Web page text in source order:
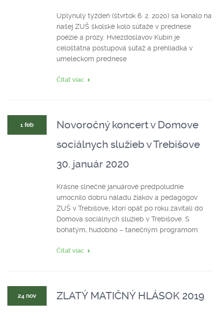
Uplynulý týždeň (štvrtok 6. 2. 2020) sa konalo na
našej ZUŠ školské kolo súťaže v prednese
poézie a prózy. Hviezdoslavov Kubín je
celoštátna postupová súťaž a prehliadka v
umeleckom prednese
Čitať viac
1 feb
Novoročný koncert v Domove
sociálnych služieb v Trebišove
30. január 2020
Krásne slnečné januárové predpoludnie
umocnilo dobrú náladu žiakov a pedagógov
ZUŠ v Trebišove, ktorí opäť po roku zavítali do
Domova sociálnych služieb v Trebišove. S
bohatým, hudobno – tanečným programom
Čitať viac
24 nov ZLATÝ MATIČNÝ HLÁSOK 2019